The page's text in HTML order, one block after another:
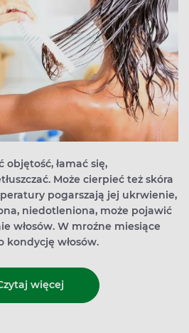
objętość, łamać się,
Może cierpieć też skóra
pogarszają jej ukrwienie,
niedotleniona, może pojawić
włosów. W mroźne miesiące
kondycję włosów.
więcej